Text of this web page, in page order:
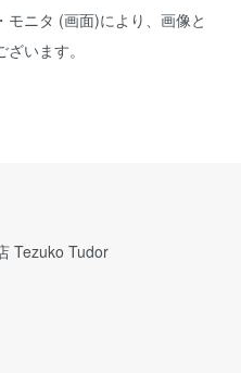
ニタ (画面)により、画像と
います。
Tezuko Tudor